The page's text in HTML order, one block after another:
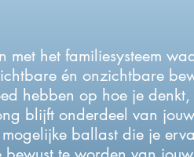
met het familiesysteem
én onzichtbare
hebben op hoe je
blijft onderdeel van
ballast die je